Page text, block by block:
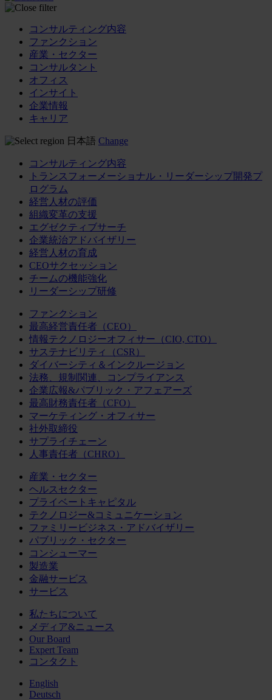
コンサルティング内容
ファンクション
産業・セクター
コンサルタント
オフィス
インサイト
企業情報
キャリア
日本語 Change
コンサルティング内容
トランスフォーメーショナル・リーダーシップ開発プ
ログラム
経営人材の評価
組織変革の支援
エグゼクティブサーチ
企業統治アドバイザリー
経営人材の育成
CEOサクセッション
チームの機能強化
リーダーシップ研修
ファンクション
最高経営責任者（CEO）
情報テクノロジーオフィサー（CIO, CTO）
サステナビリティ（CSR）
ダイバーシティ＆インクルージョン
法務、規制関連、コンプライアンス
企業広報&パブリック・アフェアーズ
最高財務責任者（CFO）
マーケティング・オフィサー
社外取締役
サプライチェーン
人事責任者（CHRO）
産業・セクター
ヘルスセクター
プライベートキャピタル
テクノロジー&コミュニケーション
ファミリービジネス・アドバイザリー
パブリック・セクター
コンシューマー
製造業
金融サービス
サービス
私たちについて
メディア&ニュース
Our Board
Expert Team
コンタクト
English
Deutsch